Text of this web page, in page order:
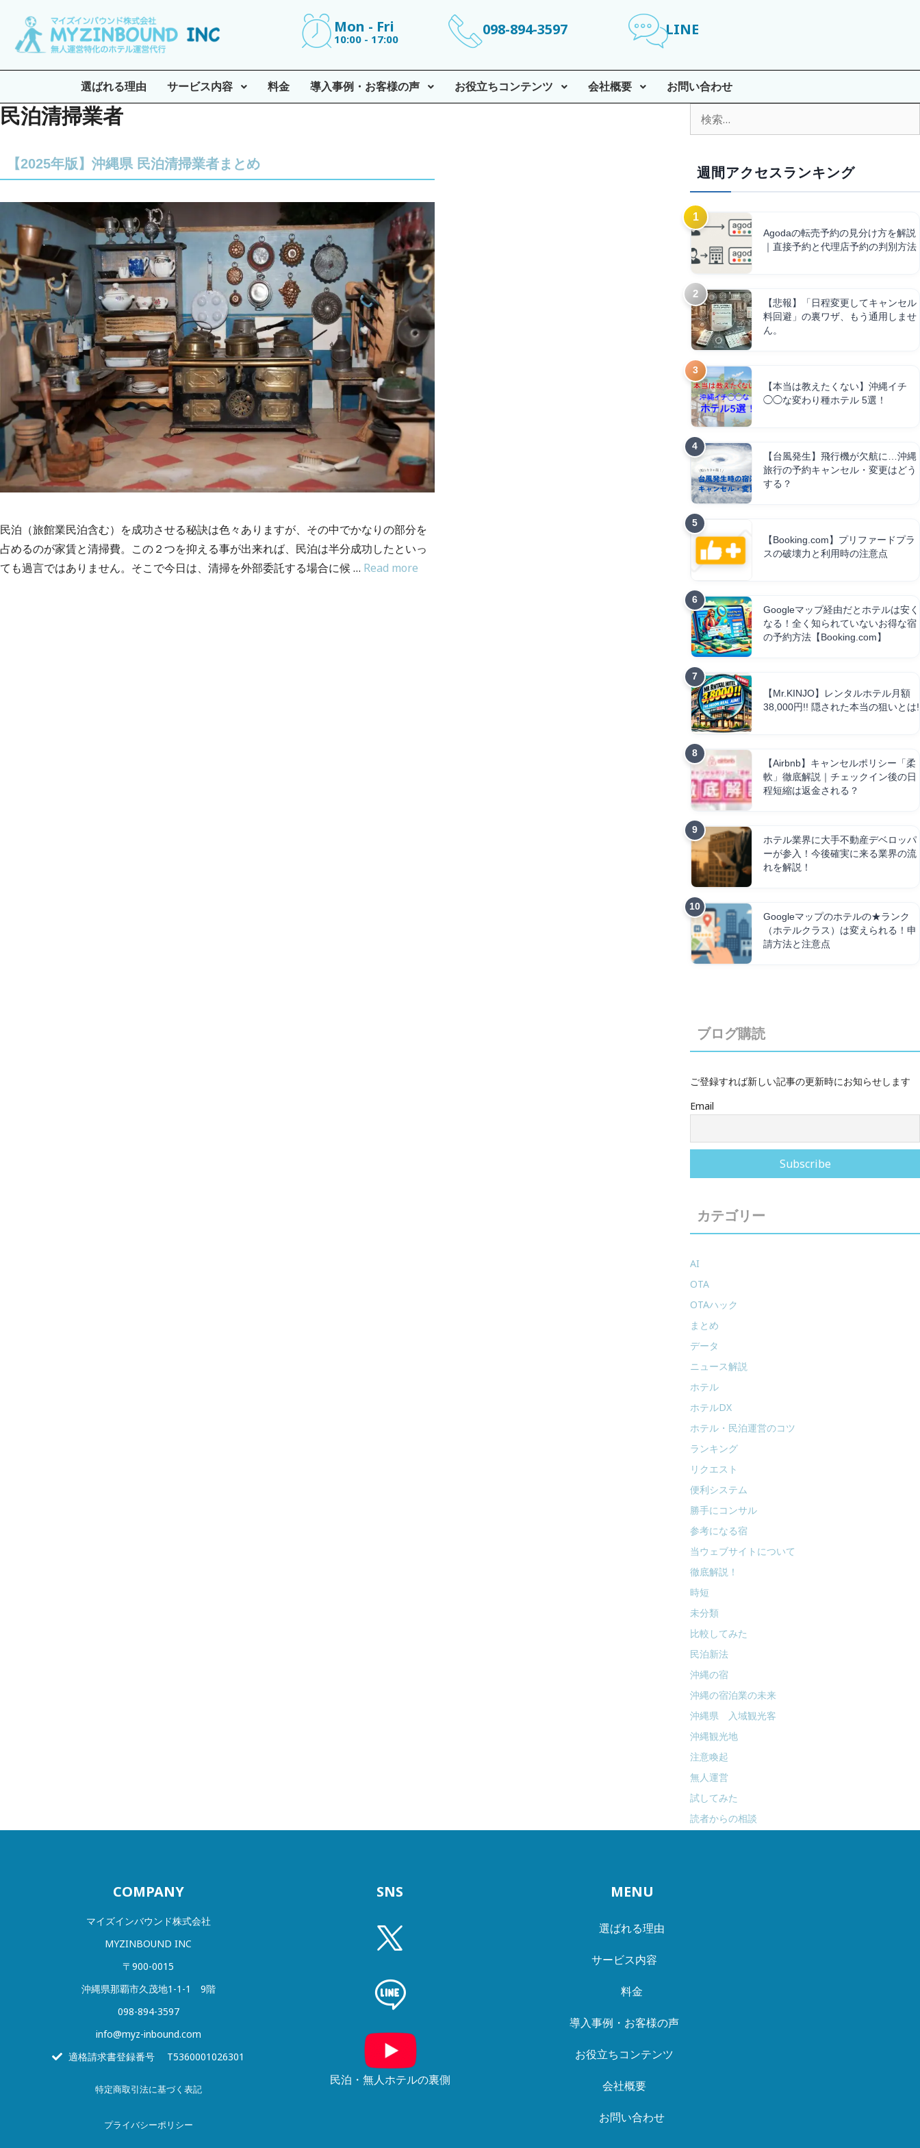
Mon - Fri
10:00 - 17:00
098-894-3597 LINE
選ばれる理由 サービス内容 料金 導入事例・お客様の声 お役立ちコンテンツ 会社概要 お問い合わせ
民泊清掃業者
【2025年版】沖縄県 民泊清掃業者まとめ
民泊（旅館業民泊含む）を成功させる秘訣は色々ありますが、その中でかなりの部分を
占めるのが家賃と清掃費。この２つを抑える事が出来れば、民泊は半分成功したといっ
ても過言ではありません。そこで今日は、清掃を外部委託する場合に候 … Read more
週間アクセスランキング
Agodaの転売予約の見分け方を解説
｜直接予約と代理店予約の判別方法
【悲報】「日程変更してキャンセル
料回避」の裏ワザ、もう通用しませ
ん。
【本当は教えたくない】沖縄イチ
◯◯な変わり種ホテル 5選！
【台風発生】飛行機が欠航に…沖縄
旅行の予約キャンセル・変更はどう
する？
【Booking.com】プリファードプラ
スの破壊力と利用時の注意点
Googleマップ経由だとホテルは安く
なる！全く知られていないお得な宿
の予約方法【Booking.com】
【Mr.KINJO】レンタルホテル月額
38,000円!! 隠された本当の狙いとは!
【Airbnb】キャンセルポリシー「柔
軟」徹底解説｜チェックイン後の日
程短縮は返金される？
ホテル業界に大手不動産デベロッパ
ーが参入！今後確実に来る業界の流
れを解説！
Googleマップのホテルの★ランク
（ホテルクラス）は変えられる！申
請方法と注意点
ブログ購読
ご登録すれば新しい記事の更新時にお知らせします
Email
カテゴリー
AI
OTA
OTAハック
まとめ
データ
ニュース解説
ホテル
ホテルDX
ホテル・民泊運営のコツ
ランキング
リクエスト
便利システム
勝手にコンサル
参考になる宿
当ウェブサイトについて
徹底解説！
時短
未分類
比較してみた
民泊新法
沖縄の宿
沖縄の宿泊業の未来
沖縄県 入域観光客
沖縄観光地
注意喚起
無人運営
試してみた
読者からの相談
COMPANY
マイズインバウンド株式会社
MYZINBOUND INC
〒900-0015
沖縄県那覇市久茂地1-1-1 9階
098-894-3597
info@myz-inbound.com
適格請求書登録番号 T5360001026301
特定商取引法に基づく表記
プライバシーポリシー
SNS
民泊・無人ホテルの裏側
MENU
選ばれる理由
サービス内容
料金
導入事例・お客様の声
お役立ちコンテンツ
会社概要
お問い合わせ